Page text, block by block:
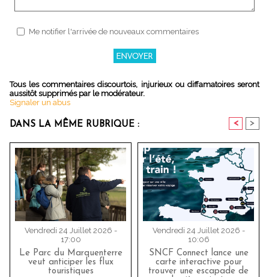
Me notifier l'arrivée de nouveaux commentaires
Tous les commentaires discourtois, injurieux ou diffamatoires seront
aussitôt supprimés par le modérateur.
Signaler un abus
DANS LA MÊME RUBRIQUE : < >
Vendredi 24 Juillet 2026 -
17:00
Le Parc du Marquenterre
veut anticiper les flux
touristiques
Vendredi 24 Juillet 2026 -
10:06
SNCF Connect lance une
carte interactive pour
trouver une escapade de